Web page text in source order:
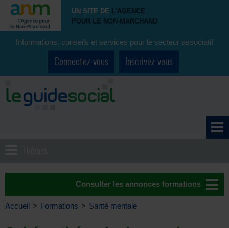
UN SITE DE L'AGENCE
POUR LE NON-MARCHAND
Informations, conseils et services pour le secteur associatif
Connectez-vous Inscrivez-vous
Consulter les annonces formations
Accueil > Formations > Santé mentale